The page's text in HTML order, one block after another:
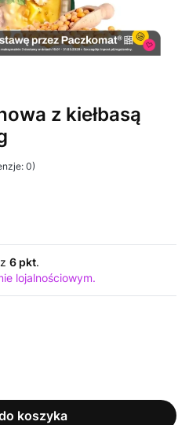
z kiełbasą
0)
6 pkt.
lojalnościowym.
koszyka